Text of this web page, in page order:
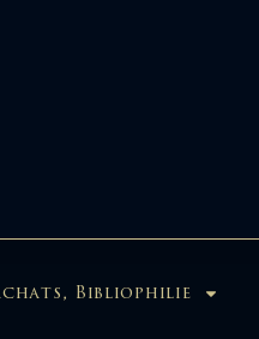
Bibliophilie